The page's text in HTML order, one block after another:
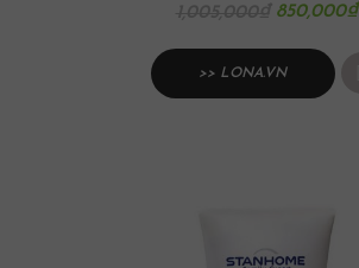
850,000₫
>> LONA.VN